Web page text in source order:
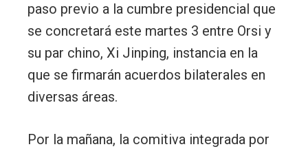
paso previo a la cumbre presidencial que
se concretará este martes 3 entre Orsi y
su par chino, Xi Jinping, instancia en la
que se firmarán acuerdos bilaterales en
diversas áreas.
Por la mañana, la comitiva integrada por